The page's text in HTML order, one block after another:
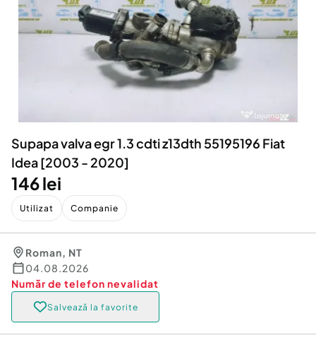
Servicii
Animale de companie
Afaceri și echipamente profesionale
Inchiriere Bunuri si Vehicule
Utilaje agricole si industriale
Piese auto si accesorii
Dacia Duster
Supapa valva egr 1.3 cdti z13dth 55195196 Fiat
Idea [2003 - 2020]
146 lei
Utilizat Companie
Roman, NT
04.08.2026
Număr de telefon nevalidat
Salvează la favorite